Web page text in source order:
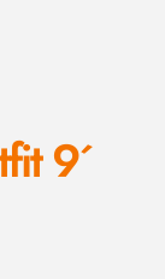
9´